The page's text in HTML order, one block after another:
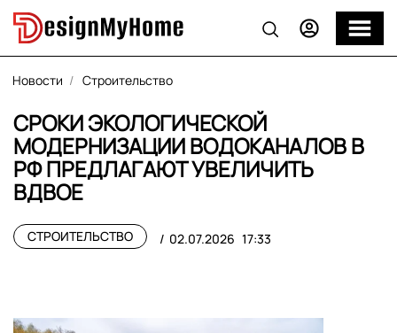
Новости Строительство
СРОКИ ЭКОЛОГИЧЕСКОЙ
МОДЕРНИЗАЦИИ ВОДОКАНАЛОВ В
РФ ПРЕДЛАГАЮТ УВЕЛИЧИТЬ
ВДВОЕ
СТРОИТЕЛЬСТВО 02.07.2026 17:33